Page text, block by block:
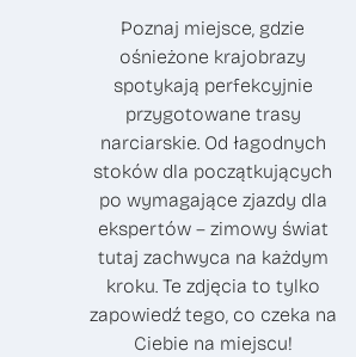
Poznaj miejsce, gdzie
ośnieżone krajobrazy
spotykają perfekcyjnie
przygotowane trasy
narciarskie. Od łagodnych
stoków dla początkujących
po wymagające zjazdy dla
ekspertów – zimowy świat
tutaj zachwyca na każdym
kroku. Te zdjęcia to tylko
zapowiedź tego, co czeka na
Ciebie na miejscu!